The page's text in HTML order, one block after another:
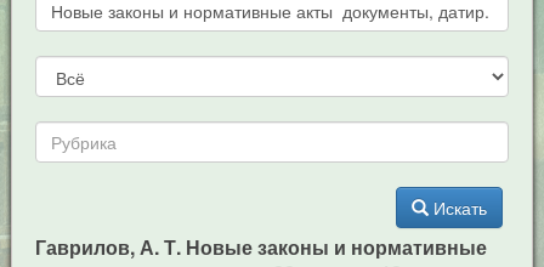
Искать
Гаврилов, А. Т. Новые законы и нормативные